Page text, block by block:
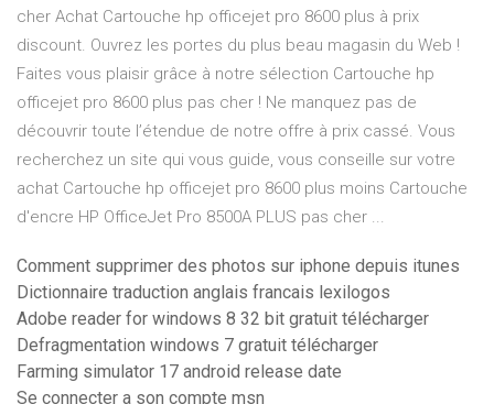
cher Achat Cartouche hp officejet pro 8600 plus à prix
discount. Ouvrez les portes du plus beau magasin du Web !
Faites vous plaisir grâce à notre sélection Cartouche hp
officejet pro 8600 plus pas cher ! Ne manquez pas de
découvrir toute l’étendue de notre offre à prix cassé. Vous
recherchez un site qui vous guide, vous conseille sur votre
achat Cartouche hp officejet pro 8600 plus moins Cartouche
d'encre HP OfficeJet Pro 8500A PLUS pas cher ...
Comment supprimer des photos sur iphone depuis itunes
Dictionnaire traduction anglais francais lexilogos
Adobe reader for windows 8 32 bit gratuit télécharger
Defragmentation windows 7 gratuit télécharger
Farming simulator 17 android release date
Se connecter a son compte msn